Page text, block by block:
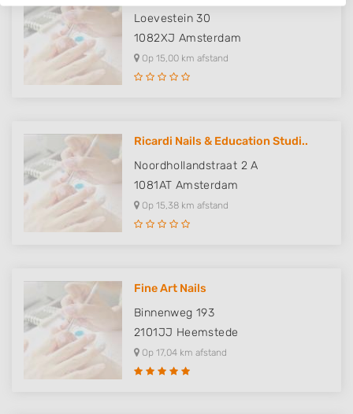
Loevestein 30
1082XJ Amsterdam
Op 15,00 km afstand
Ricardi Nails & Education Studi..
Noordhollandstraat 2 A
1081AT Amsterdam
Op 15,38 km afstand
Fine Art Nails
Binnenweg 193
2101JJ Heemstede
Op 17,04 km afstand
IAB processing purposes:
Store and/or access information on a device
Use limited data to select advertising
advertising
Create profiles to personalise content
Use profiles to select personalised content
Understand audiences through statistics
or combinations of data from different
sources
Develop and improve services